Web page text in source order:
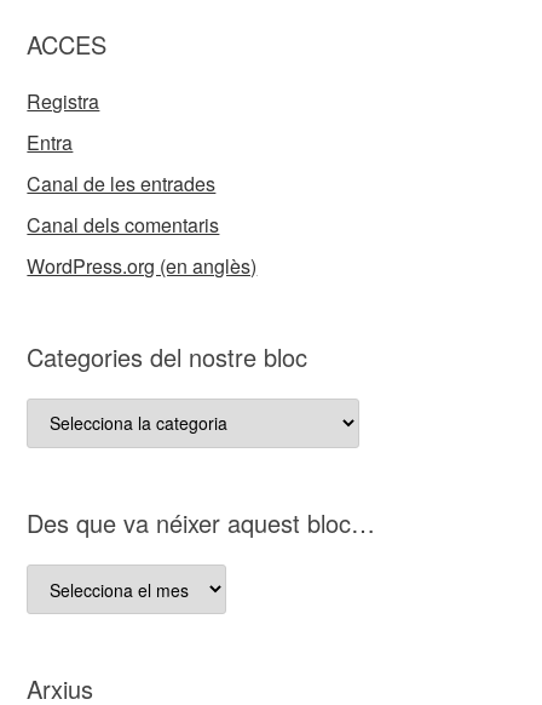
ACCES
Registra
Entra
Canal de les entrades
Canal dels comentaris
WordPress.org (en anglès)
Categories del nostre bloc
Categories
del
D es que va néixer aquest bloc…
D es
que
Arxius